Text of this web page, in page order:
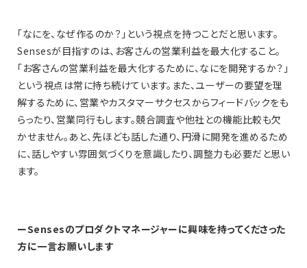
「なにを、なぜ作るのか？」という視点を持つことだと思います。
Sensesが目指すのは、お客さんの営業利益を最大化すること。
「お客さんの営業利益を最大化するために、なにを開発するか？」
という視点は常に持ち続けています。また、ユーザーの要望を理
解するために、営業やカスタマーサクセスからフィードバックをも
らったり、営業同行もします。競合調査や他社との機能比較も欠
かせません。あと、先ほども話した通り、円滑に開発を進めるため
に、話しやすい雰囲気づくりを意識したり、調整力も必要だと思い
ます。
ーSensesのプロダクトマネージャーに興味を持ってくださった
方に一言お願いします